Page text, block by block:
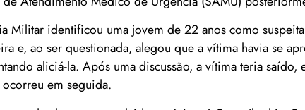
Militar identificou uma jovem de 22 anos como
e, ao ser questionada, alegou que a vítima havia se
aliciá-la. Após uma discussão, a vítima teria
em seguida.